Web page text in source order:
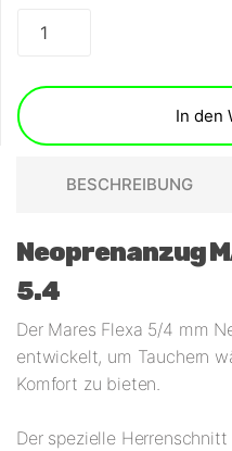
In den
BESCHREIBUNG
Neoprenanzug
5.4
Der Mares Flexa 5/4 mm
entwickelt, um Tauchern
Komfort zu bieten.
Der spezielle